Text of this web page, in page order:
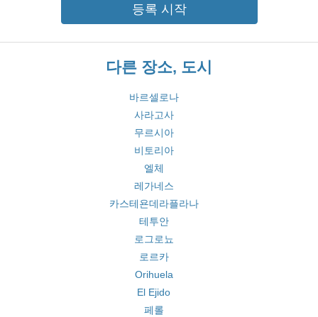
등록 시작
다른 장소, 도시
바르셀로나
사라고사
무르시아
비토리아
엘체
레가네스
카스테욘데라플라나
테투안
로그로뇨
로르카
Orihuela
El Ejido
페롤